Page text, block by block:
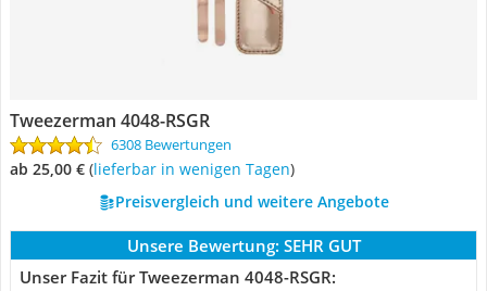
Tweezerman 4048-RSGR
6308 Bewertungen
ab 25,00 € ( Lieferbar in wenigen Tagen)
Preisvergleich und weitere Angebote
Unsere Bewertung: SEHR GUT
Unser Fazit für Tweezerman 4048-RSGR: